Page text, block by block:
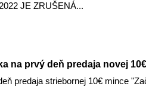
JE ZRUŠENÁ...
na prvý deň predaja novej
predaja striebornej 10€ mince